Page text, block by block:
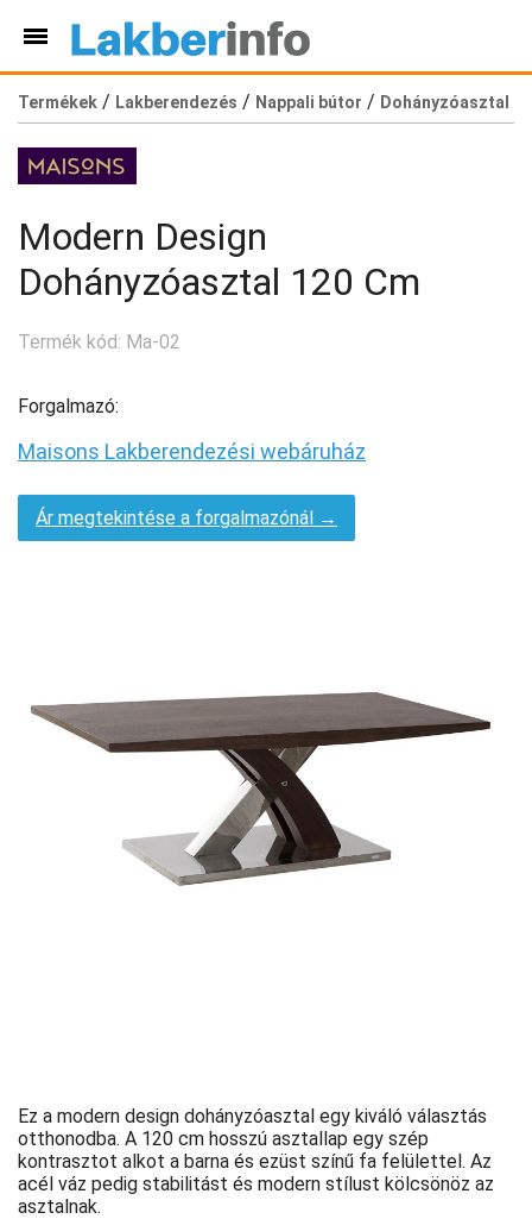
Termékek / Lakberendezés / Nappali bútor / Dohányzóasztal
Modern Design
Dohányzóasztal 120 Cm
Termék kód: Ma-02
Forgalmazó:
Maisons Lakberendezési webáruház
Ár megtekintése a forgalmazónál →
Ez a modern design dohányzóasztal egy kiváló választás
otthonodba. A 120 cm hosszú asztallap egy szép
kontrasztot alkot a barna és ezüst színű fa felülettel. Az
acél váz pedig stabilitást és modern stílust kölcsönöz az
asztalnak.